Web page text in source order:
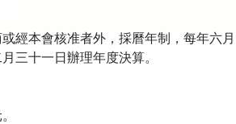
經本會核准者外，採曆年制，每年六月
三十一日辦理年度決算。